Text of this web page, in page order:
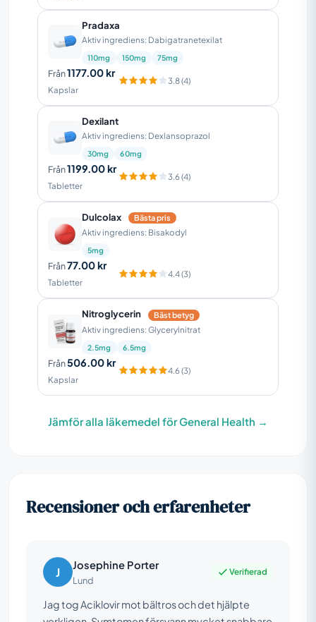
Pradaxa
Aktiv ingrediens: Dabigatranetexilat
110mg 150mg 75mg
Från1177.00 kr
Kapslar
3.8 (4)
Dexilant
Aktiv ingrediens: Dexlansoprazol
30mg 60mg
Från1199.00 kr
Tabletter
3.6 (4)
Dulcolax Bästa pris
Aktiv ingrediens: Bisakodyl
5mg
Från77.00 kr
Tabletter
4.4 (3)
Nitroglycerin Bäst betyg
Aktiv ingrediens: Glycerylnitrat
2.5mg 6.5mg
Från506.00 kr
Kapslar
4.6 (3)
Jämför alla läkemedel för General Health →
Recensioner och erfarenheter
J Josephine Porter
Lund
Verifierad
Jag tog Aciklovir mot bältros och det hjälpte